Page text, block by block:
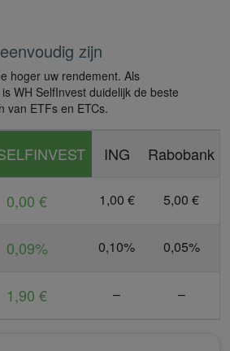
zijn
hoger uw rendement. Als
WH SelfInvest duidelijk de beste
van ETFs en ETCs.
ING Rabobank
0,00 € 1,00 € 5,00 €
0,09% 0,10% 0,05%
1,90 € – –